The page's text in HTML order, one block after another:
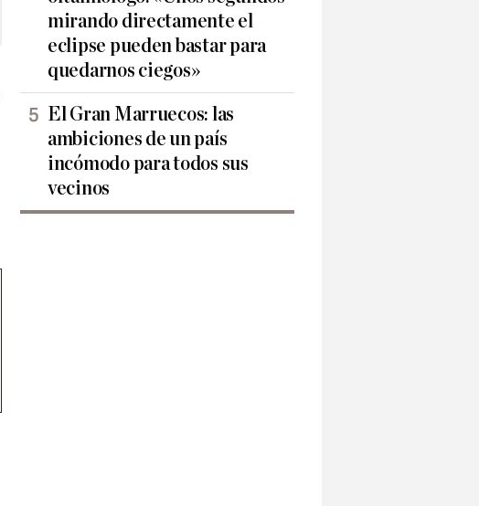
mirando directamente el
eclipse pueden bastar para
quedarnos ciegos»
El Gran Marruecos: las
ambiciones de un país
incómodo para todos sus
vecinos